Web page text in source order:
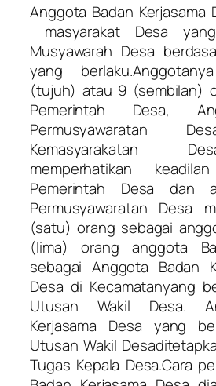
Anggota Badan Kerjasama
masyarakat Desa
Musyawarah Desa
yang
(tujuh) atau 9 (sembilan)
Pemerintah Desa,
Permusyawaratan
Kemasyarakatan
memperhatikan
Pemerintah Desa dan
Permusyawaratan Desa
(satu) orang sebagai
(lima) orang anggota
sebagai Anggota Badan
Desa di Kecamatanyang
Utusan Wakil Desa.
Kerjasama Desa yang
Utusan Wakil
Tugas Kepala Desa.Cara